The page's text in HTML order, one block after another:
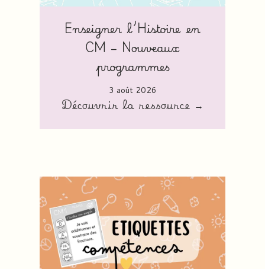
Enseigner l’Histoire en
CM – Nouveaux
programmes
3 août 2026
Découvrir la ressource →